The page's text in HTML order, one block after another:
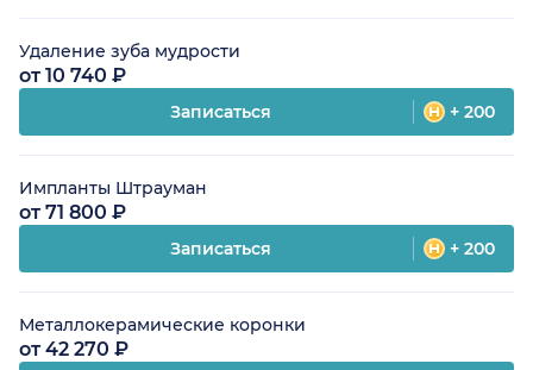
Удаление зуба мудрости
от 10 740 ₽
Записаться + 200
Импланты Штрауман
от 71 800 ₽
Записаться + 200
Металлокерамические коронки
от 42 270 ₽